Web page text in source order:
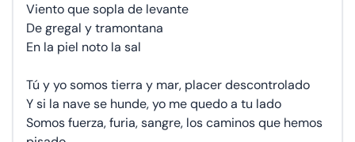
Viento que sopla de levante
De gregal y tramontana
En la piel noto la sal
Tú y yo somos tierra y mar, placer descontrolado
Y si la nave se hunde, yo me quedo a tu lado
Somos fuerza, furia, sangre, los caminos que hemos